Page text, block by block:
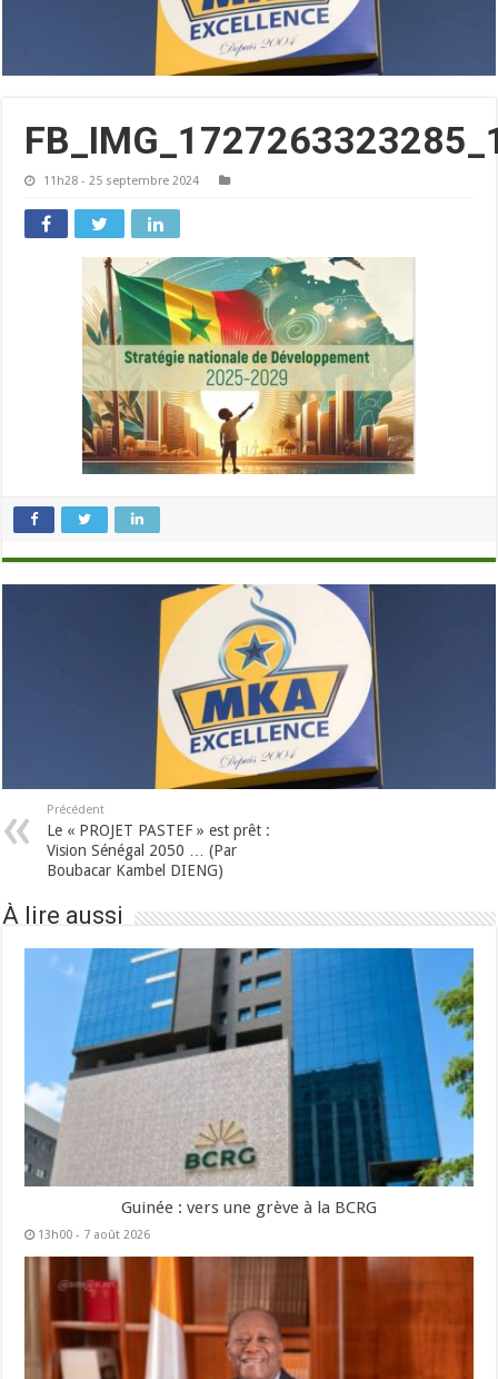
11h28 - 25 septembre 2024
Précédent
Le « PROJET PASTEF » est prêt :
Vision Sénégal 2050 … (Par
Boubacar Kambel DIENG)
À lire aussi
Guinée : vers une grève à la BCRG
13h00 - 7 août 2026